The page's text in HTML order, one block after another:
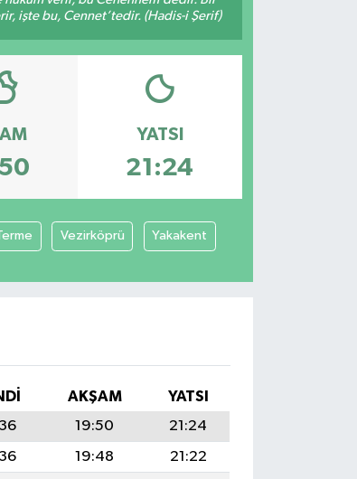
işte bu, Cennet’tedir. (Hadis-i Şerif)
YATSI
21:24
Vezirköprü Yakakent
AKŞAM
YATSI
19:50
21:24
19:48
21:22